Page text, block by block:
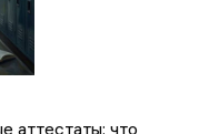
аттестаты: что